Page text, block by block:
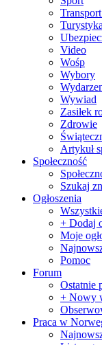
Turystyka
Video
Wośp
Wybory
Wywiad
Zasiłek
Zdrowie
Artykuł
Społeczność
Szukaj
Ogłoszenia
+ Dodaj
Moje
Pomoc
Forum
Ostatnie
+ Nowy
Praca w